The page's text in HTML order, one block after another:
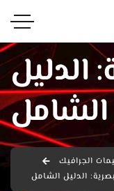
الدليل
الشامل
الجرافيك
الدليل الشامل